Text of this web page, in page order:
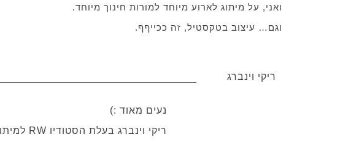
ואני, על מיתוג לארוע מיוחד למורות חינוך מיוחד.
וגם… עיצוב בטקסטיל, זה ככייףף.
ריקי וינברג
נעים מאוד :)
ריקי וינברג בעלת הסטודיו RW למיתוג ותקשורת חזותית.